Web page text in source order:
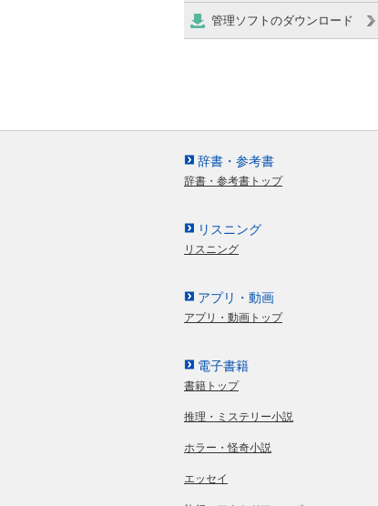
管理ソフトのダウンロード
辞書・参考書
辞書・参考書トップ
リスニング
リスニング
アプリ・動画
アプリ・動画トップ
電子書籍
書籍トップ
推理・ミステリー小説
ホラー・怪奇小説
エッセイ